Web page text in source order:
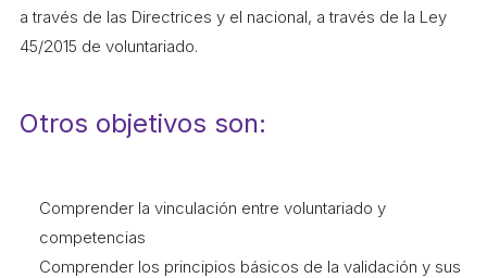
a través de las Directrices y el nacional, a través de la Ley
45/2015 de voluntariado.
Otros objetivos son:
Comprender la vinculación entre voluntariado y
competencias
Comprender los principios básicos de la validación y sus
La Fundació
Els comptes clars